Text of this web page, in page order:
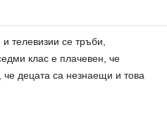
телевизии се тръби,
клас е плачевен, че
че децата са незнаещи и това